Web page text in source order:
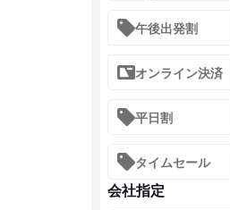
午後出発割
オンライン決済
平日割
タイムセール
会社指定